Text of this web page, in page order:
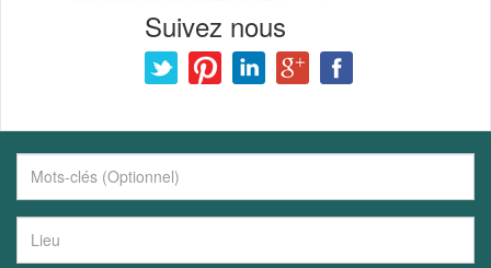
Suivez nous